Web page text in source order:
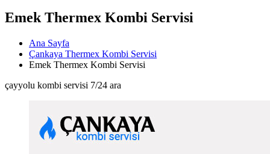
Emek Thermex Kombi Servisi
Ana Sayfa
Çankaya Thermex Kombi Servisi
Emek Thermex Kombi Servisi
çayyolu kombi servisi 7/24 ara